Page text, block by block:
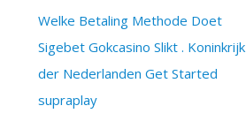
Welke Betaling Methode Doet
Sigebet Gokcasino Slikt . Koninkrijk
der Nederlanden Get Started
supraplay